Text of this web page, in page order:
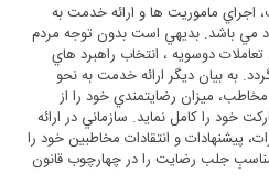
اجراي ماموريت ها و ارائه خدمت به
مي باشد. بديهي است بدون توجه مردم
دوسويه ، انتخاب راهبرد هاي
به بيان ديگر ارائه خدمت به نحو
ميزان رضايتمندي خود را از
خود را کامل نمايد. سازماني در ارائه
پيشنهادات و انتقادات مخاطبين خود را
جلب رضايت را در چهارچوب قانون